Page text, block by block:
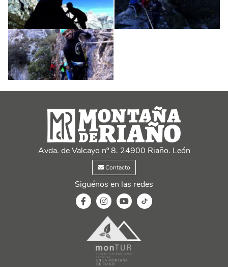
Avda. de Valcayo nº 8. 24900 Riaño. León
Contacto
Siguénos en las redes